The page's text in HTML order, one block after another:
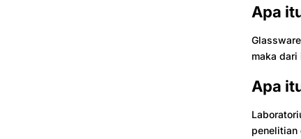
Apa
maka
Apa
penelitian